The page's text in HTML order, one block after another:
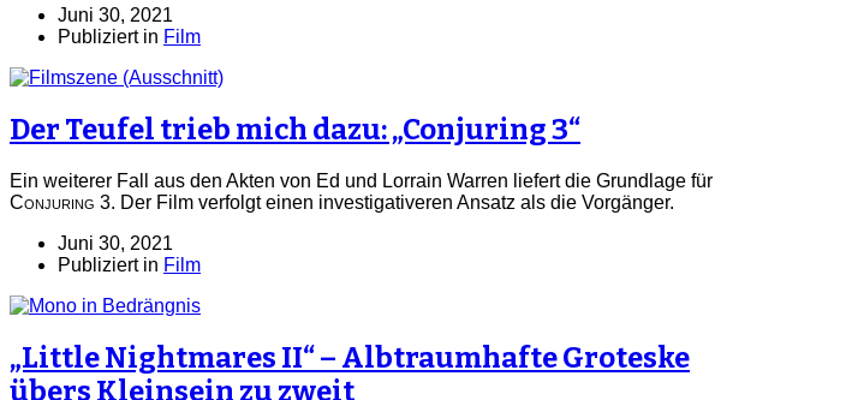
Juni 30, 2021
Publiziert in Film
Der Teufel trieb mich dazu: „Conjuring 3“
Ein weiterer Fall aus den Akten von Ed und Lorrain Warren liefert die Grundlage für
Conjuring 3. Der Film verfolgt einen investigativeren Ansatz als die Vorgänger.
Juni 30, 2021
Publiziert in Film
„Little Nightmares II“ – Albtraumhafte Groteske
übers Kleinsein zu zweit